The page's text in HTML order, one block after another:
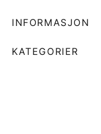
INFORMASJON
KATEGORIER